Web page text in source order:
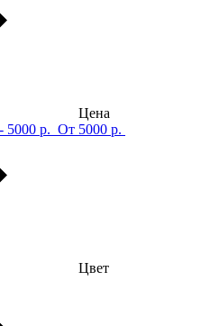
Цена
5000 р. От 5000 р.
Цвет